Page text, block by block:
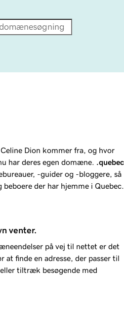
Dion kommer fra, og hvor
har deres egen domæne.
.quebec
-guider og -bloggere, så
der har hjemme i Quebec.
venter.
på vej til nettet er det
at finde en adresse, der passer til
tiltræk besøgende med